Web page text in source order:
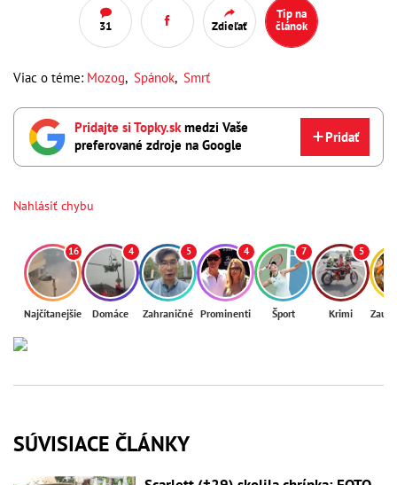
31 Zdieľať
Tip na
článok
Viac o téme: Mozog, Spánok, Smrť
Pridajte si Topky.skmedzi Vaše
preferované zdroje na Google
Pridať
Nahlásiť chybu
16
Najčítanejšie
4
Domáce
5
Zahraničné
4
Prominenti
7
Šport
5
Krimi
SÚVISIACE ČLÁNKY